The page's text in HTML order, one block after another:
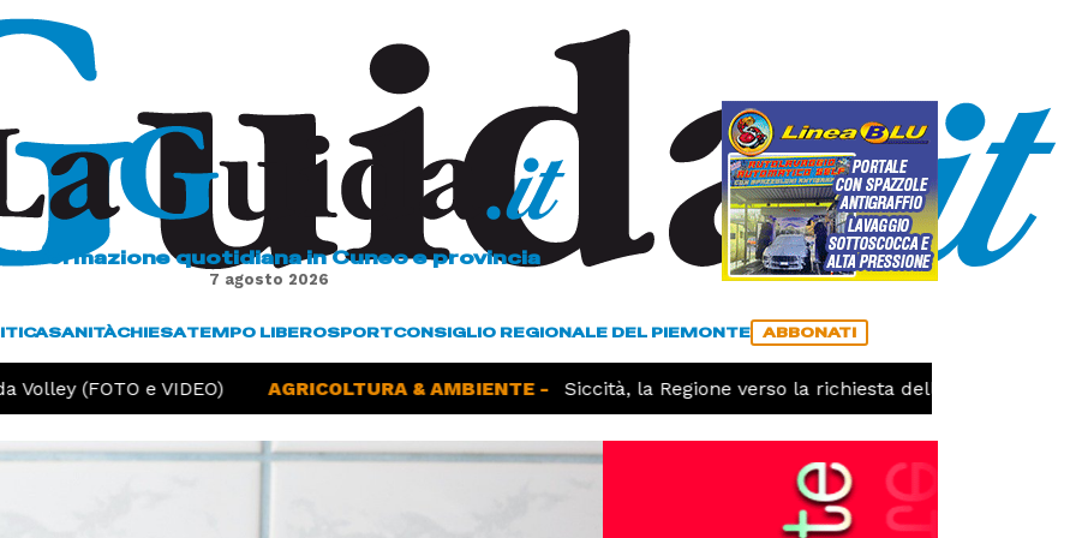
L'informazione quotidiana in Cuneo e provincia
7 agosto 2026
SANITÀCHIESATEMPO LIBEROSPORTCONSIGLIO REGIONALE DEL PIEMONTE ABBONATI
(FOTO e VIDEO) AGRICOLTURA & AMBIENTE - Siccità, la Regione verso la richiesta dello stato di